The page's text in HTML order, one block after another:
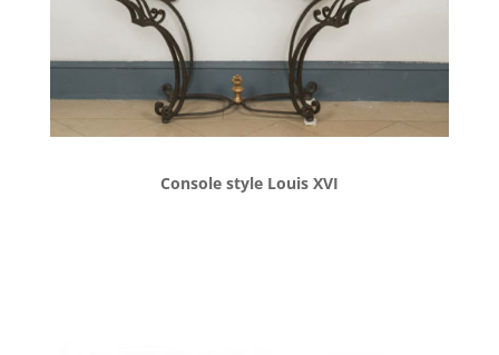
Console style Louis XVI